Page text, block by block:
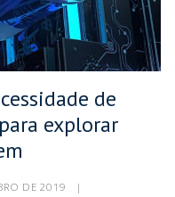
de
explorar
DE 2019
|